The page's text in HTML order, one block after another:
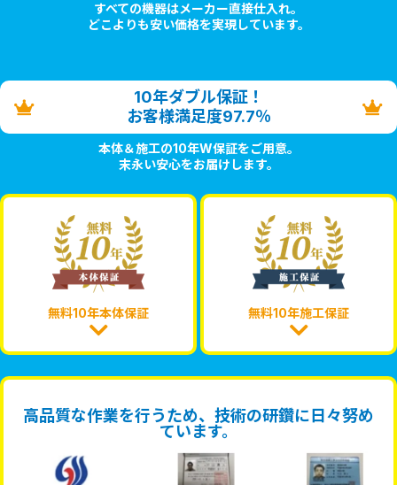
すべての機器はメーカー直接仕入れ。
どこよりも安い価格を実現しています。
10年ダブル保証！
お客様満足度97.7％
本体＆施工の10年W保証をご用意。
末永い安心をお届けします。
無料10年本体保証 無料10年施工保証
高品質な作業を行うため、技術の研鑽に日々努め
ています。